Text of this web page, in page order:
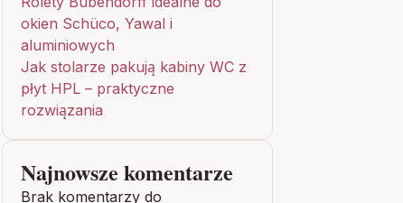
okien Schüco, Yawal i
aluminiowych
Jak stolarze pakują kabiny WC z
płyt HPL – praktyczne
rozwiązania
Najnowsze komentarze
Brak komentarzy do